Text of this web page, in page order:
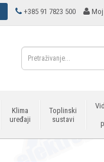
+385 91 7823 500
Klima
uređaji
Toplinski
sustavi